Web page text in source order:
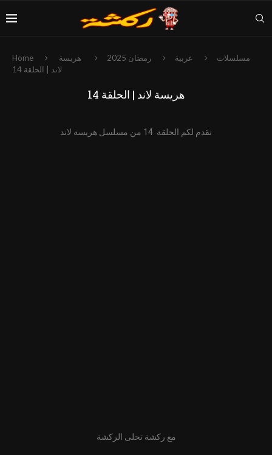
Home مسلسلات عربية رمضان 2025
هريسة
لاند | الحلقة 14
هريسة لاند | الحلقة 14
نقدم لكم الحلقة 14 من مسلسل هريسة لاند
مع ركشة تحلى الركشة